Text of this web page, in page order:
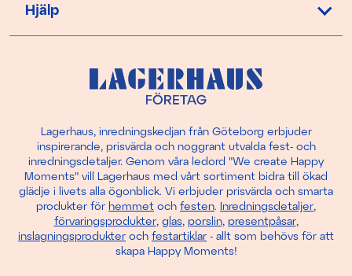
Hjälp
Lagerhaus, inredningskedjan från Göteborg erbjuder
inspirerande, prisvärda och noggrant utvalda fest- och
inredningsdetaljer. Genom våra ledord "We create Happy
Moments" vill Lagerhaus med vårt sortiment bidra till ökad
glädje i livets alla ögonblick. Vi erbjuder prisvärda och smarta
produkter för hemmet och festen. Inredningsdetaljer,
förvaringsprodukter, glas, porslin, presentpåsar,
inslagningsprodukter och festartiklar - allt som behövs för att
skapa Happy Moments!